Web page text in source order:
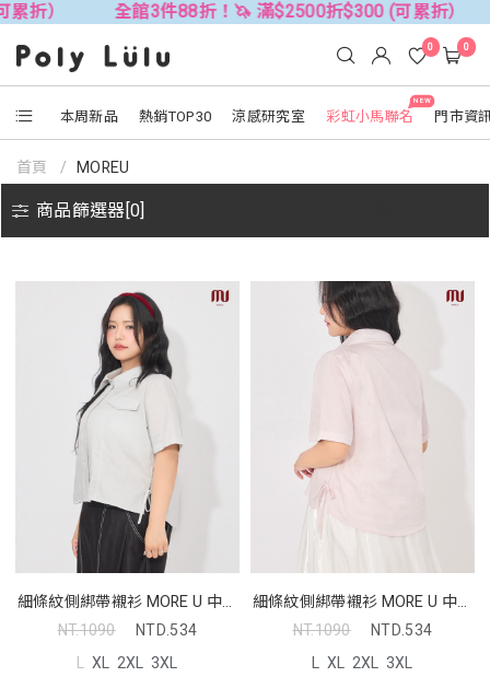
全館3件88折！🦄 滿$2500折$300 (可累折）
本周新品 熱銷TOP30 涼感研究室
NEW
彩虹小馬聯名 門市資
0 0
首頁 MOREU
商品篩選器[0]
細條紋側綁帶襯衫 MORE U 中大
尺碼上衣
NT.1090
NTD.534
L XL 2XL 3XL
細條紋側綁帶襯衫 MORE U 中大
尺碼上衣
NT.1090
NTD.534
L XL 2XL 3XL